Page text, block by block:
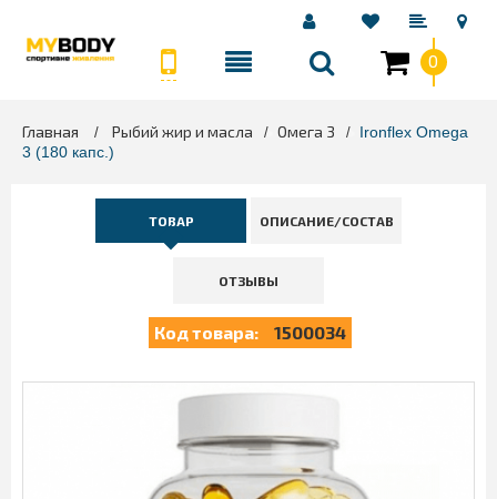
0
Главная > Рыбий жир и масла > Омега 3 > Ironflex Omega
3 (180 капс.)
ТОВАР ОПИСАНИЕ/СОСТАВ
ОТЗЫВЫ
Код товара: 1500034